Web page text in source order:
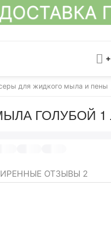
для жидкого мыла и пены
ГОЛУБОЙ 1 Л
ОТЗЫВЫ 2